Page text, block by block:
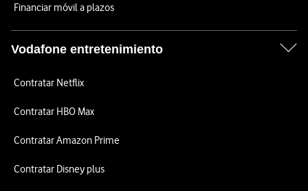
Financiar móvil a plazos
Vodafone entretenimiento
Contratar Netflix
Contratar HBO Max
Contratar Amazon Prime
Contratar Disney plus